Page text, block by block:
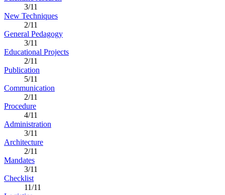
3/11
New Techniques
2/11
General Pedagogy
3/11
Educational Projects
2/11
Publication
5/11
Communication
2/11
Procedure
4/11
Administration
3/11
Architecture
2/11
Mandates
3/11
Checklist
11/11